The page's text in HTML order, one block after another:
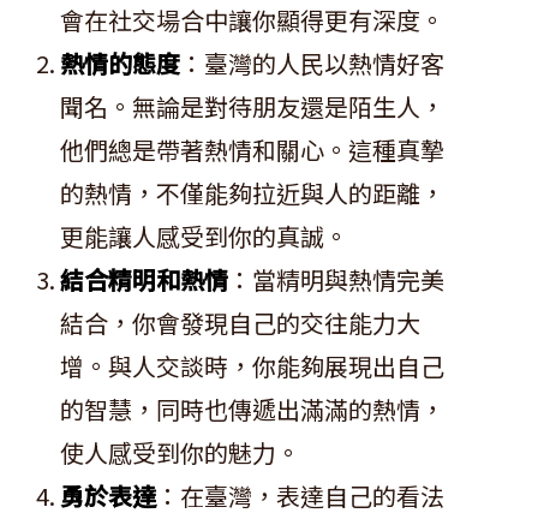
會在社交場合中讓你顯得更有深度。
熱情的態度 ：臺灣的人民以熱情好客
聞名。無論是對待朋友還是陌生人，
他們總是帶著熱情和關心。這種真摯
的熱情，不僅能夠拉近與人的距離，
更能讓人感受到你的真誠。
結合精明和熱情 ：當精明與熱情完美
結合，你會發現自己的交往能力大
增。與人交談時，你能夠展現出自己
的智慧，同時也傳遞出滿滿的熱情，
使人感受到你的魅力。
勇於表達：在臺灣，表達自己的看法